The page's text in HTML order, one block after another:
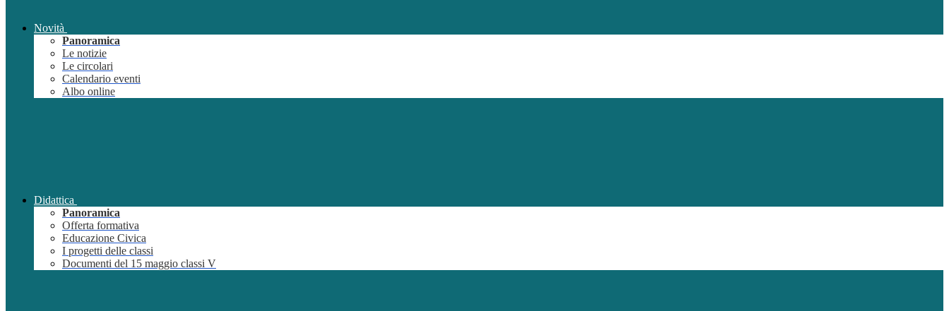
Novità
Panoramica
Le notizie
Le circolari
Calendario eventi
Albo online
Didattica
Panoramica
Offerta formativa
Educazione Civica
I progetti delle classi
Documenti del 15 maggio classi V